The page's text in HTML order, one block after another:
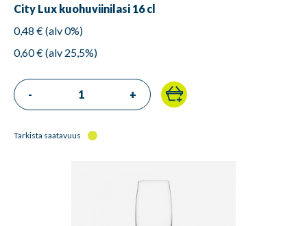
City Lux kuohuviinilasi 16 cl
0,48 € (alv 0%)
0,60 € (alv 25,5%)
- +
Tarkista saatavuus